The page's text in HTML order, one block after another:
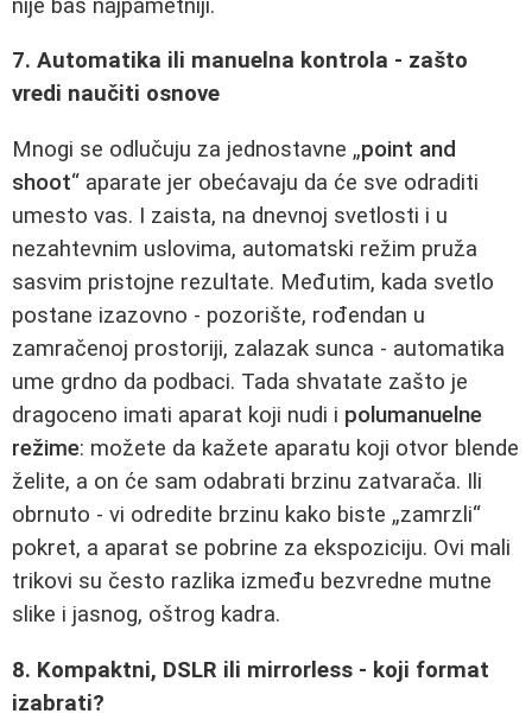
nije baš najpametniji.
7. Automatika ili manuelna kontrola - zašto
vredi naučiti osnove
Mnogi se odlučuju za jednostavne „point and
shoot“ aparate jer obećavaju da će sve odraditi
umesto vas. I zaista, na dnevnoj svetlosti i u
nezahtevnim uslovima, automatski režim pruža
sasvim pristojne rezultate. Međutim, kada svetlo
postane izazovno - pozorište, rođendan u
zamračenoj prostoriji, zalazak sunca - automatika
ume grdno da podbaci. Tada shvatate zašto je
dragoceno imati aparat koji nudi i polumanuelne
režime: možete da kažete aparatu koji otvor blende
želite, a on će sam odabrati brzinu zatvarača. Ili
obrnuto - vi odredite brzinu kako biste „zamrzli“
pokret, a aparat se pobrine za ekspoziciju. Ovi mali
trikovi su često razlika između bezvredne mutne
slike i jasnog, oštrog kadra.
8. Kompaktni, DSLR ili mirrorless - koji format
izabrati?